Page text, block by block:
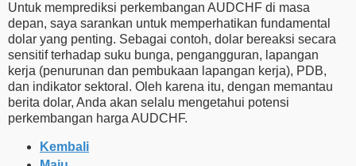
Untuk memprediksi perkembangan AUDCHF di masa
depan, saya sarankan untuk memperhatikan fundamental
dolar yang penting. Sebagai contoh, dolar bereaksi secara
sensitif terhadap suku bunga, pengangguran, lapangan
kerja (penurunan dan pembukaan lapangan kerja), PDB,
dan indikator sektoral. Oleh karena itu, dengan memantau
berita dolar, Anda akan selalu mengetahui potensi
perkembangan harga AUDCHF.
Kembali